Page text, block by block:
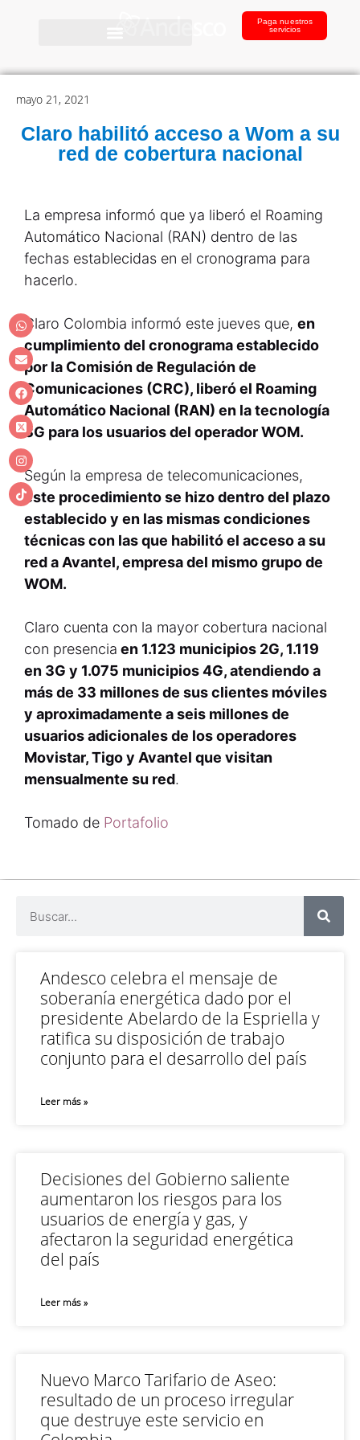
Paga nuestros
servicios
mayo 21, 2021
Claro habilitó acceso a Wom a su
red de cobertura nacional
La empresa informó que ya liberó el Roaming
Automático Nacional (RAN) dentro de las
fechas establecidas en el cronograma para
hacerlo.
Claro Colombia informó este jueves que, en
cumplimiento del cronograma establecido
por la Comisión de Regulación de
Comunicaciones (CRC), liberó el Roaming
Automático Nacional (RAN) en la tecnología
3G para los usuarios del operador WOM.
Según la empresa de telecomunicaciones,
este procedimiento se hizo dentro del plazo
establecido y en las mismas condiciones
técnicas con las que habilitó el acceso a su
red a Avantel, empresa del mismo grupo de
WOM.
Claro cuenta con la mayor cobertura nacional
con presencia en 1.123 municipios 2G, 1.119
en 3G y 1.075 municipios 4G, atendiendo a
más de 33 millones de sus clientes móviles
y aproximadamente a seis millones de
usuarios adicionales de los operadores
Movistar, Tigo y Avantel que visitan
mensualmente su red.
Tomado de Portafolio
Andesco celebra el mensaje de
soberanía energética dado por el
presidente Abelardo de la Espriella y
ratifica su disposición de trabajo
conjunto para el desarrollo del país
Leer más »
Decisiones del Gobierno saliente
aumentaron los riesgos para los
usuarios de energía y gas, y
afectaron la seguridad energética
del país
Leer más »
Nuevo Marco Tarifario de Aseo:
resultado de un proceso irregular
que destruye este servicio en